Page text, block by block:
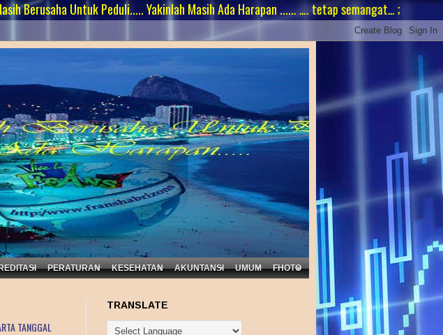
Untuk Peduli..... Yakinlah Masih Ada Harapan ...... …. tetap semangat… ;
PERATURAN KESEHATAN AKUNTANSI UMUM FHOTO
TANGGAL
TRANSLATE